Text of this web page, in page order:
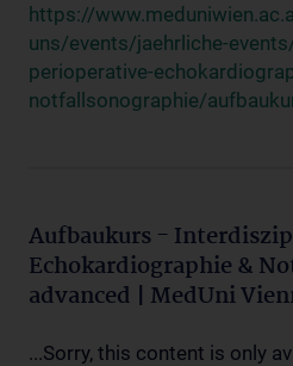
https://
uns/events/jaehrliche-
perioperative-
notfallsonographie/
Aufbaukurs -
Echokardiographie &
advanced | MedUni
...Sorry, this content is only